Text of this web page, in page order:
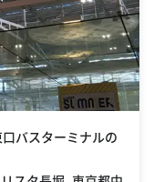
口バスターミナルの